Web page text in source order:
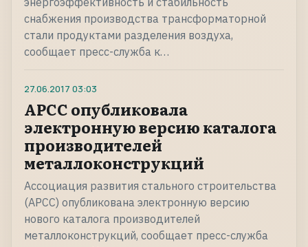
снабжения производства трансформаторной
стали продуктами разделения воздуха,
сообщает пресс-служба к…
27.06.2017 03:03
АРСС опубликовала
электронную версию каталога
производителей
металлоконструкций
Ассоциация развития стального строительства
(АРСС) опубликована электронную версию
нового каталога производителей
металлоконструкций, сообщает пресс-служба